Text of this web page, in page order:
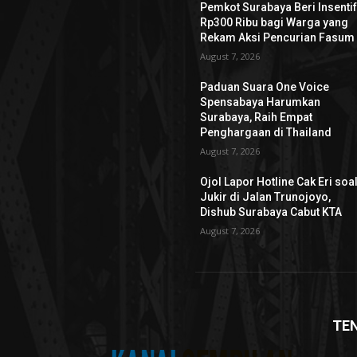
Pemkot Surabaya Beri Insentif
Rp300 Ribu bagi Warga yang
Rekam Aksi Pencurian Fasum
August 7, 2026
Paduan Suara One Voice
Spensabaya Harumkan
Surabaya, Raih Empat
Penghargaan di Thailand
August 7, 2026
Ojol Lapor Hotline Cak Eri
Jukir di Jalan Trunojoyo,
Dishub Surabaya Cabut KTA
August 7, 2026